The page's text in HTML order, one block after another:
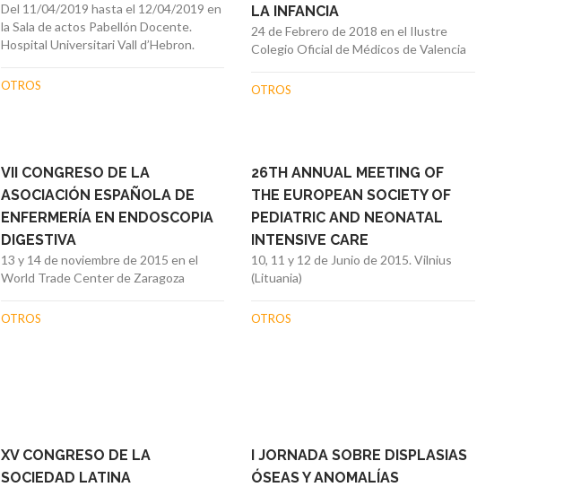
Del 11/04/2019 hasta el 12/04/2019 en
la Sala de actos Pabellón Docente.
Hospital Universitari Vall d’Hebron.
OTROS
LA INFANCIA
24 de Febrero de 2018 en el Ilustre
Colegio Oficial de Médicos de Valencia
OTROS
VII CONGRESO DE LA
ASOCIACIÓN ESPAÑOLA DE
ENFERMERÍA EN ENDOSCOPIA
DIGESTIVA
13 y 14 de noviembre de 2015 en el
World Trade Center de Zaragoza
OTROS
26TH ANNUAL MEETING OF
THE EUROPEAN SOCIETY OF
PEDIATRIC AND NEONATAL
INTENSIVE CARE
10, 11 y 12 de Junio de 2015. Vilnius
(Lituania)
OTROS
XV CONGRESO DE LA
SOCIEDAD LATINA
I JORNADA SOBRE DISPLASIAS
ÓSEAS Y ANOMALÍAS